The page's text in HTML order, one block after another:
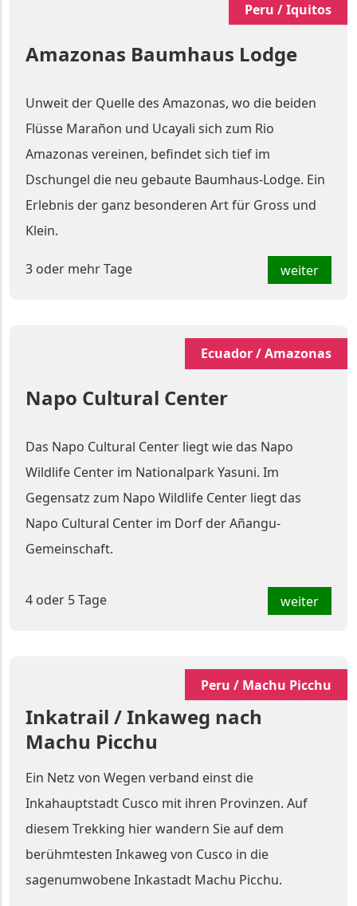
Peru / Iquitos
Amazonas Baumhaus Lodge
Unweit der Quelle des Amazonas, wo die beiden
Flüsse Marañon und Ucayali sich zum Rio
Amazonas vereinen, befindet sich tief im
Dschungel die neu gebaute Baumhaus-Lodge. Ein
Erlebnis der ganz besonderen Art für Gross und
Klein.
3 oder mehr Tage weiter
Ecuador / Amazonas
Napo Cultural Center
Das Napo Cultural Center liegt wie das Napo
Wildlife Center im Nationalpark Yasuni. Im
Gegensatz zum Napo Wildlife Center liegt das
Napo Cultural Center im Dorf der Añangu-
Gemeinschaft.
4 oder 5 Tage weiter
Peru / Machu Picchu
Inkatrail / Inkaweg nach
Machu Picchu
Ein Netz von Wegen verband einst die
Inkahauptstadt Cusco mit ihren Provinzen. Auf
diesem Trekking hier wandern Sie auf dem
berühmtesten Inkaweg von Cusco in die
sagenumwobene Inkastadt Machu Picchu.